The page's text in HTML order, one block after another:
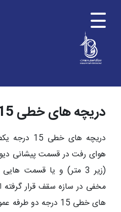
دریچه های خطی 15 درجه
دریچه های
هوای رفت در قسمت پیشانی
(زیر 3 متر) و یا قسمت
مخفی در سازه سقف قرار گرفته
های خطی 15 درجه
دو طرفه